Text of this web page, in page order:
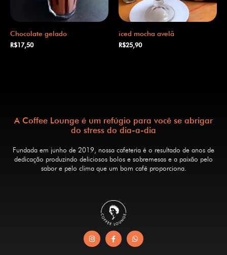
Chocolate gelado
R$17,50
iced mocha avelã
R$25,90
A Coffee Lounge é um refúgio para você se abrigar
do stress do dia-a-dia
Fundada em junho de 2019, nossa cafeteria é o resultado de anos de
dedicação produzindo deliciosos bolos e sobremesas e a paixão pelo
sabor e pelo clima que um bom café proporciona.